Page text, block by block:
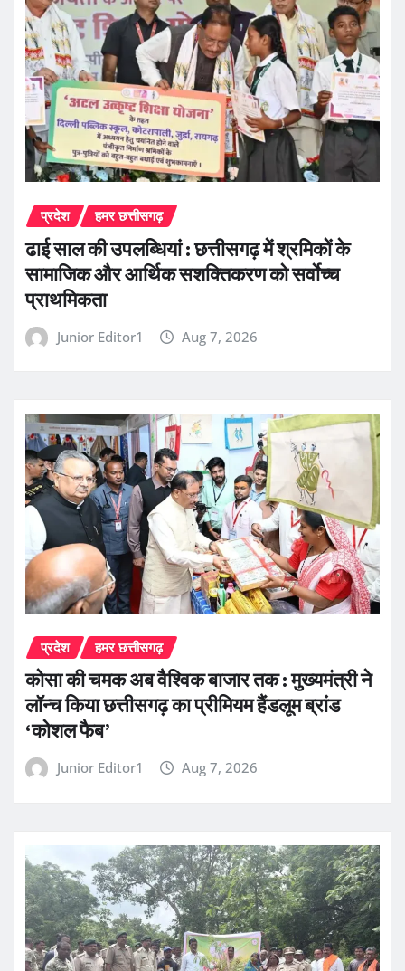
प्रदेश हमर छत्तीसगढ़
ढाई साल की उपलब्धियां : छत्तीसगढ़ में श्रमिकों के
सामाजिक और आर्थिक सशक्तिकरण को सर्वाेच्च
प्राथमिकता
Junior Editor1 Aug 7, 2026
प्रदेश हमर छत्तीसगढ़
कोसा की चमक अब वैश्विक बाजार तक : मुख्यमंत्री ने
लॉन्च किया छत्तीसगढ़ का प्रीमियम हैंडलूम ब्रांड
‘कोशल फैब’
Junior Editor1 Aug 7, 2026